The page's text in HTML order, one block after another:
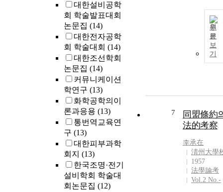
대한설비공학
회 학술발표대회
논문집 (14)
대한전자공학
회 학술대회 (14)
대한조선학회
논문집 (14)
커뮤니케이션
학연구 (13)
화학공학의이
론과응용 (13)
통번역교육연
구 (13)
대한피부과학
회지 (13)
한국조명·전기
설비학회 학술대
회논문집 (12)
원
문
보
기
7
同盟條約
法的考察
李承在
淸州大學
1957
法學論考
Vol.2 No.-